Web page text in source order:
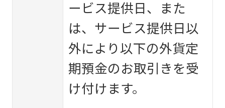
ービス提供日、また
は、サービス提供日以
外により以下の外貨定
期預金のお取引きを受
け付けます。